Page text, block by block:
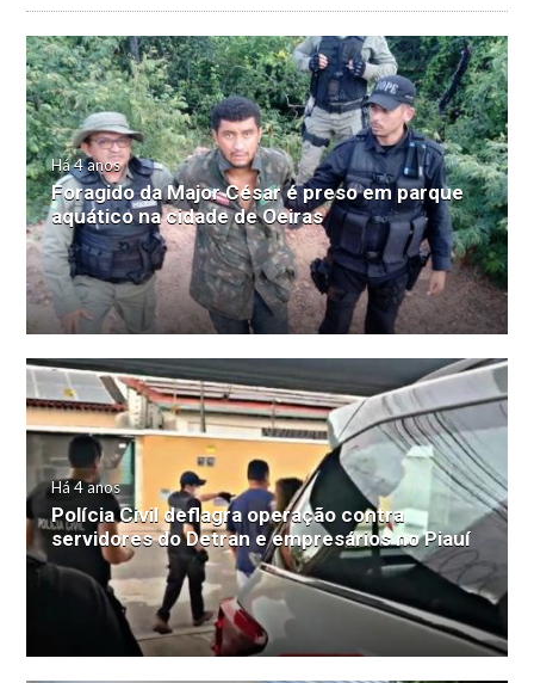
Há 4 anos
Foragido da Major César é preso em parque
aquático na cidade de Oeiras
Há 4 anos
Polícia Civil deflagra operação contra
servidores do Detran e empresários no Piauí